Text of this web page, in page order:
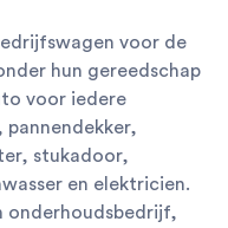
voor de
hun gereedschap
voor iedere
pannendekker,
stukadoor,
en elektricien.
onderhoudsbedrijf,